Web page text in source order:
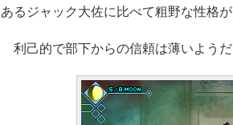
あるジャック大佐に比べて粗野な性格が
利己的で部下からの信頼は薄いようだ